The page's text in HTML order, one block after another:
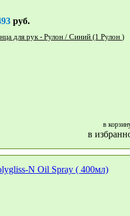
руб.
6692 Scott® ESSENTIAL™ Полотенца для рук - Рулон / Синий (1 Рулон )
в
в